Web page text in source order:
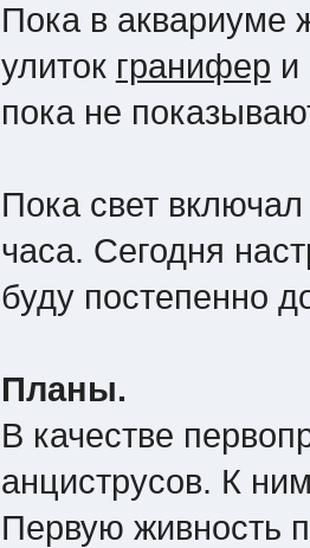
Пока в аквариуме
улиток гранифер и
пока не
Пока свет
часа. Сегодня
буду постепенно
Планы.
В качестве
анциструсов. К
Первую живность